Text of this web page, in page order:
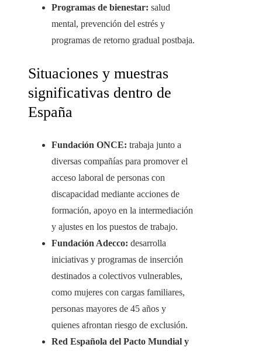
Programas de bienestar: salud
mental, prevención del estrés y
programas de retorno gradual postbaja.
Situaciones y muestras
significativas dentro de
España
Fundación ONCE: trabaja junto a
diversas compañías para promover el
acceso laboral de personas con
discapacidad mediante acciones de
formación, apoyo en la intermediación
y ajustes en los puestos de trabajo.
Fundación Adecco: desarrolla
iniciativas y programas de inserción
destinados a colectivos vulnerables,
como mujeres con cargas familiares,
personas mayores de 45 años y
quienes afrontan riesgo de exclusión.
Red Española del Pacto Mundial y